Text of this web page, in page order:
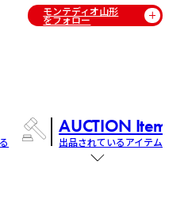
モンテディオ山形
をフォロー
AUCTION Items
出品されているアイテム